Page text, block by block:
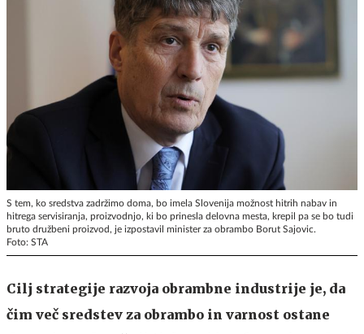
S tem, ko sredstva zadržimo doma, bo imela Slovenija možnost hitrih nabav in
hitrega servisiranja, proizvodnjo, ki bo prinesla delovna mesta, krepil pa se bo tudi
bruto družbeni proizvod, je izpostavil minister za obrambo Borut Sajovic.
Foto: STA
Cilj strategije razvoja obrambne industrije je, da
čim več sredstev za obrambo in varnost ostane